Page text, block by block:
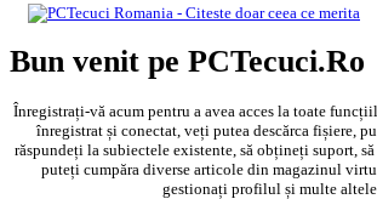
Bun venit pe PCTecuci.Ro
Înregistrați-vă acum pentru a avea acces la toate
înregistrat și conectat, veți putea descărca fișiere,
răspundeți la subiectele existente, să obțineți suport,
puteți cumpăra diverse articole din magazinul
gestionați profilul și multe altele.